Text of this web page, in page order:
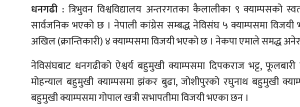
धनगढी : त्रिभुवन विश्वविद्यालय अन्तरगतका कैलालीका ९ क्याम्पसको
सार्वजनिक भएको छ । नेपाली कांग्रेस सम्बद्ध नेविसंघ ५ क्याम्पसमा
अखिल (क्रान्तिकारी) ४ क्याम्पसमा विजयी भएको छ । नेकपा एमाले समद्ध
नेविसंघबाट धनगढीको ऐश्वर्य बहुमुखी क्याम्पसमा दिपकराज भट्ट,
मोहन्याल बहुमुखी क्याम्पसमा झंकर बुढा, जोशीपुरको रघुनाथ बहुमुखी
बहुमुखी क्याम्पसमा गोपाल खत्री सभापतीमा विजयी भएका छन ।